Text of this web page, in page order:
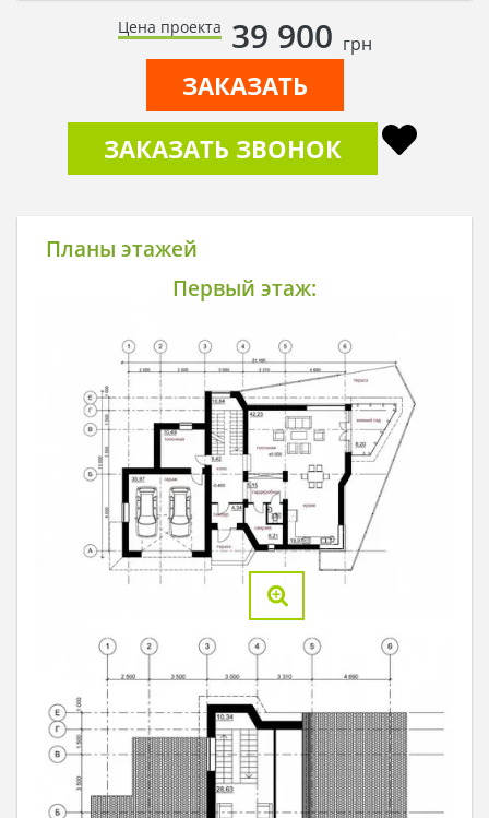
Цена проекта 39 900 грн
ЗАКАЗАТЬ
ЗАКАЗАТЬ ЗВОНОК
Планы этажей
Первый этаж: